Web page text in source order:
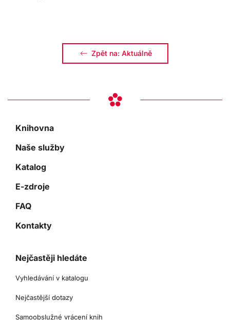
Zpět na: Aktuálně
Knihovna
Naše služby
Katalog
E-zdroje
FAQ
Kontakty
Nejčastěji hledáte
Vyhledávání v katalogu
Nejčastější dotazy
Samoobslužné vrácení knih